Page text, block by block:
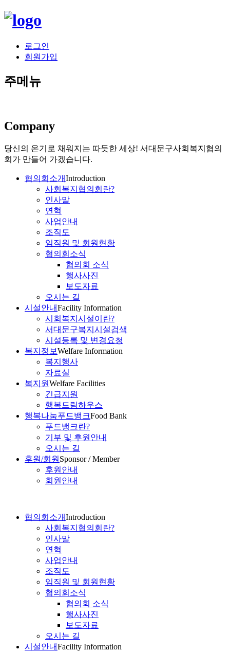
로그인
회원가입
주메뉴
Company
당신의 온기로 채워지는 따듯한 세상! 서대문구사회복지협의
회가 만들어 가겠습니다.
협의회소개Introduction
사회복지협의회란?
인사말
연혁
사업안내
조직도
임직원 및 회원현황
협의회소식
협의회 소식
행사사진
보도자료
오시는 길
시설안내Facility Information
시회복지시설이란?
서대문구복지시설검색
시설등록 및 변경요청
복지정보Welfare Information
복지행사
자료실
복지원Welfare Facilities
긴급지원
행복드림하우스
행복나눔푸드뱅크Food Bank
푸드뱅크란?
기부 및 후원안내
오시는 길
후원/회원 Sponsor / Member
후원안내
회원안내
협의회소개Introduction
사회복지협의회란?
인사말
연혁
사업안내
조직도
임직원 및 회원현황
협의회소식
협의회 소식
행사사진
보도자료
오시는 길
시설안내Facility Information